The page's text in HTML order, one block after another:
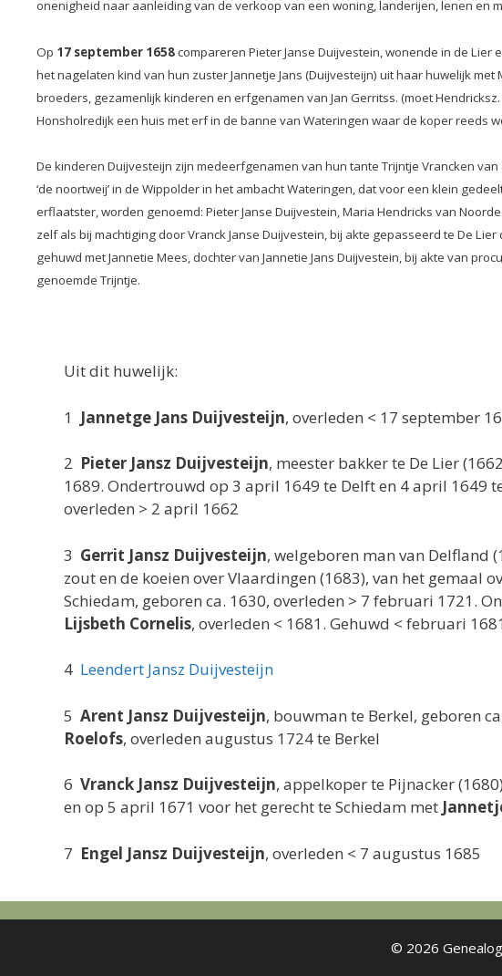
onenigheid naar aanleiding van de verkoop van een woning, landerijen, lenen en
Op 17 september 1658compareren Pieter Janse Duijvestein, wonende in de
het nagelaten kind van hun zuster Jannetje Jans (Duijvesteijn) uit haar huwelijk
broeders, gezamenlijk kinderen en erfgenamen van Jan Gerritss. (moet
Honsholredijk een huis met erf in de banne van Wateringen waar de koper reeds
De kinderen Duijvesteijn zijn medeerfgenamen van hun tante Trijntje Vrancken
‘de noortweij’ in de Wippolder in het ambacht Wateringen, dat voor een klein
erflaatster, worden genoemd: Pieter Janse Duijvestein, Maria Hendricks van
zelf als bij machtiging door Vranck Janse Duijvestein, bij akte gepasseerd te De Lier
gehuwd met Jannetie Mees, dochter van Jannetie Jans Duijvestein, bij akte van
genoemde Trijntje.
Uit dit huwelijk:
1 Jannetge Jans Duijvesteijn, overleden < 17 september
2 Pieter Jansz Duijvesteijn, meester bakker te De Lier
1689. Ondertrouwd op 3 april 1649 te Delft en 4 april 1649
overleden > 2 april 1662
3 Gerrit Jansz Duijvesteijn, welgeboren man van Delfland
zout en de koeien over Vlaardingen (1683), van het gemaal
Schiedam, geboren ca. 1630, overleden > 7 februari 1721.
Lijsbeth Cornelis, overleden < 1681. Gehuwd < februari
4 Leendert Jansz Duijvesteijn
5 Arent Jansz Duijvesteijn, bouwman te Berkel, geboren
Roelofs, overleden augustus 1724 te Berkel
6 Vranck Jansz Duijvesteijn, appelkoper te Pijnacker
en op 5 april 1671 voor het gerecht te Schiedam met
7 Engel Jansz Duijvesteijn, overleden < 7 augustus 1685
© 2026